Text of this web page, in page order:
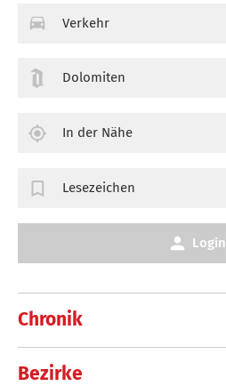
Chronik
Bezirke
Verkehr
Dolomiten
In der Nähe
Lesezeichen
Login